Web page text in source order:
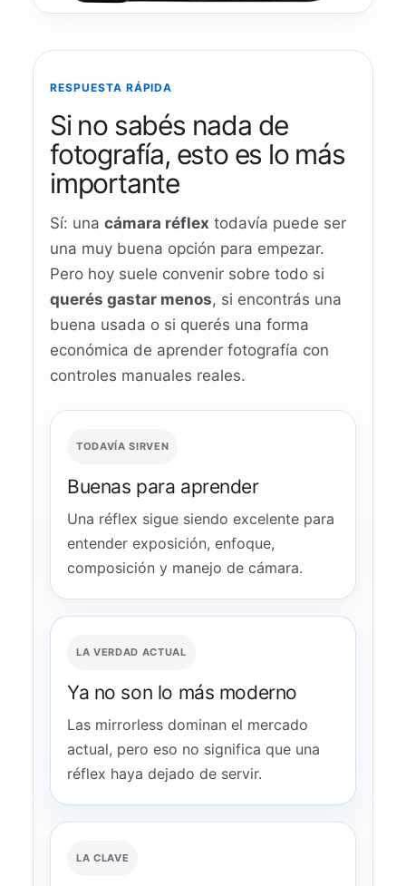
RESPUESTA RÁPIDA
Si no sabés nada de
fotografía, esto es lo más
importante
Sí: una cámara réflex todavía puede ser
una muy buena opción para empezar.
Pero hoy suele convenir sobre todo si
querés gastar menos, si encontrás una
buena usada o si querés una forma
económica de aprender fotografía con
controles manuales reales.
TODAVÍA SIRVEN
Buenas para aprender
Una réflex sigue siendo excelente para
entender exposición, enfoque,
composición y manejo de cámara.
LA VERDAD ACTUAL
Ya no son lo más moderno
Las mirrorless dominan el mercado
actual, pero eso no significa que una
réflex haya dejado de servir.
LA CLAVE